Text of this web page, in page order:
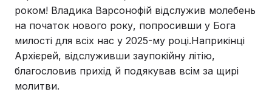
роком! Владика Варсонофій відслужив молебень
на початок нового року, попросивши у Бога
милості для всіх нас у 2025-му році.Наприкінці
Архієрей, відслуживши заупокійну літію,
благословив прихід й подякував всім за щирі
молитви.